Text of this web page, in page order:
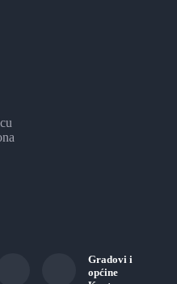
Gradovi i
općine